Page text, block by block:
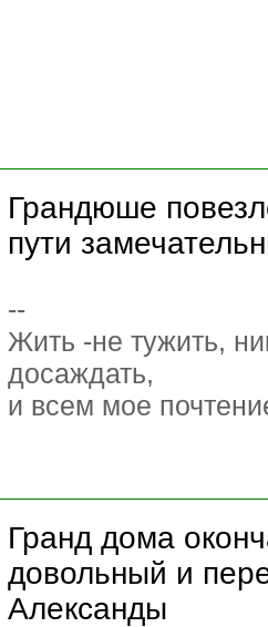
Грандюше
пути
--
Жить -не тужить,
досаждать,
и всем мое
Гранд дома
довольный и
Александы